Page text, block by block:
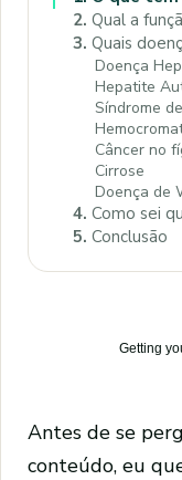
2. Qual a
3. Quais
Doença
Hepatite
Síndrome
Câncer no
Cirrose
Doença de
4. Como sei
5. Conclusão
Getting
Antes de se
conteúdo, eu